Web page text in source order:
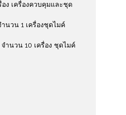
อง เครื่องควบคุมและชุด
ำนวน 1 เครื่องชุดไมค์
จำนวน 10 เครื่อง ชุดไมค์